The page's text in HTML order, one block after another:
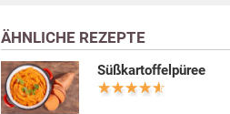
ÄHNLICHE REZEPTE
Süßkartoffelpüree